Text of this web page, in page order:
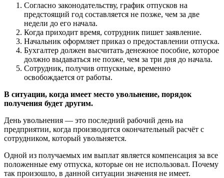
Согласно законодательству, график отпусков на
предстоящий год составляется не позже, чем за две
недели до его начала.
Когда приходит время, сотрудник пишет заявление.
Начальник оформляет приказ о предоставлении отпуска.
Бухгалтер должен высчитать денежное пособие, которое
должно выдаваться не позже, чем за три дня до начала.
Сотрудник, получив отпускные, временно
освобождается от работы.
В ситуации, когда имеет место увольнение, порядок
получения будет другим.
День увольнения — это последний рабочий день на
предприятии, когда производится окончательный расчёт с
сотрудником, который увольняется.
Одной из получаемых им выплат является компенсация за все
положенные ему отпуска, которые он не использовал. Почему
так произошло, в данной ситуации значения не имеет.